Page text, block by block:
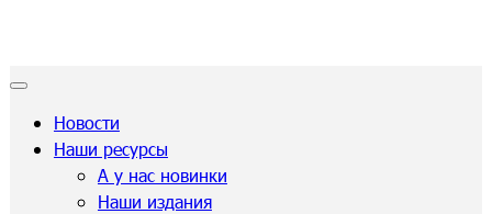
Новости
Наши ресурсы
А у нас новинки
Наши издания